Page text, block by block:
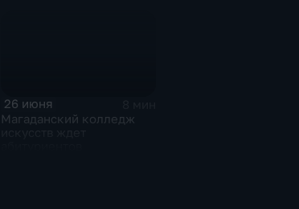
26 июня
Магаданский колледж